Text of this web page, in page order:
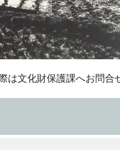
は文化財保護課へお問合